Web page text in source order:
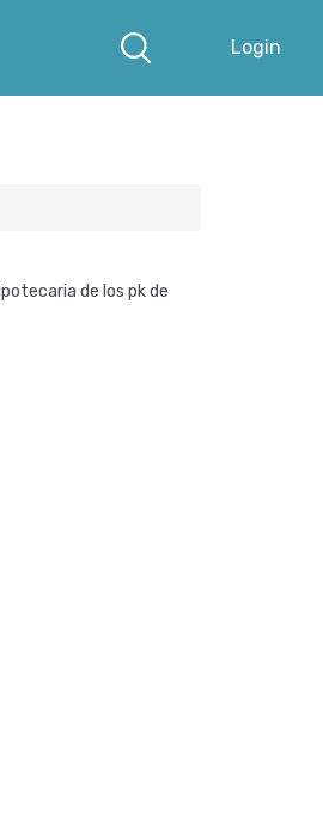
Login
de los pk de